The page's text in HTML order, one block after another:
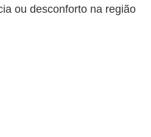
ou desconforto na região